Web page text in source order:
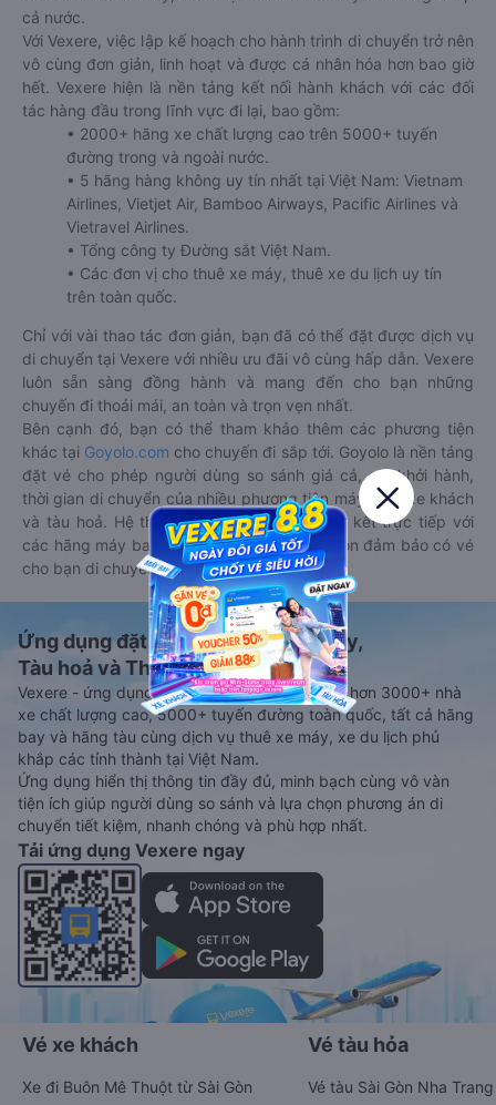
cả nước.
Với Vexere, việc lập kế hoạch cho hành trình di chuyển trở nên
vô cùng đơn giản, linh hoạt và được cá nhân hóa hơn bao giờ
hết. Vexere hiện là nền tảng kết nối hành khách với các đối
tác hàng đầu trong lĩnh vực đi lại, bao gồm:
• 2000+ hãng xe chất lượng cao trên 5000+ tuyến
đường trong và ngoài nước.
• 5 hãng hàng không uy tín nhất tại Việt Nam: Vietnam
Airlines, Vietjet Air, Bamboo Airways, Pacific Airlines và
Vietravel Airlines.
• Tổng công ty Đường sắt Việt Nam.
• Các đơn vị cho thuê xe máy, thuê xe du lịch uy tín
trên toàn quốc.
Chỉ với vài thao tác đơn giản, bạn đã có thể đặt được dịch vụ
di chuyển tại Vexere với nhiều ưu đãi vô cùng hấp dẫn. Vexere
luôn sẵn sàng đồng hành và mang đến cho bạn những
chuyến đi thoải mái, an toàn và trọn vẹn nhất.
Bên cạnh đó, bạn có thể tham khảo thêm các phương tiện
khác tại Goyolo.com cho chuyến đi sắp tới. Goyolo là nền tảng
đặt vé cho phép người dùng so sánh giá cả, giờ khởi hành,
thời gian di chuyển của nhiều phương tiện máy bay, xe khách
và tàu hoả. Hệ thống của Goyolo được liên kết trực tiếp với
các hãng máy bay, xe khách và tàu hoả, luôn đảm bảo có vé
cho bạn di chuyển.
Ứng dụng đặt vé Xe khách, Máy bay,
Tàu hoả và Thuê xe
Vexere - ứng dụng đặt vé đa phương tiện với hơn 3000+ nhà
xe chất lượng cao, 5000+ tuyến đường toàn quốc, tất cả hãng
bay và hãng tàu cùng dịch vụ thuê xe máy, xe du lịch phủ
khắp các tỉnh thành tại Việt Nam.
Ứng dụng hiển thị thông tin đầy đủ, minh bạch cùng vô vàn
tiện ích giúp người dùng so sánh và lựa chọn phương án di
chuyển tiết kiệm, nhanh chóng và phù hợp nhất.
Tải ứng dụng Vexere ngay
Vé xe khách
Xe đi Buôn Mê Thuột từ Sài Gòn
Vé tàu hỏa
Vé tàu Sài Gòn Nha Trang